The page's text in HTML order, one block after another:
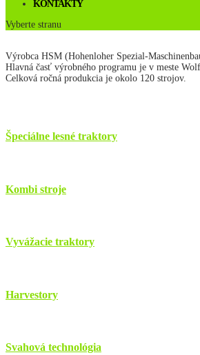
KONTAKTY
Vyberte stranu
Výrobca HSM (Hohenloher Spezial-
Hlavná časť výrobného programu je v meste
Celková ročná produkcia je okolo 120 strojov.
Špeciálne lesné traktory
Kombi stroje
Vyvážacie traktory
Harvestory
Svahová technológia